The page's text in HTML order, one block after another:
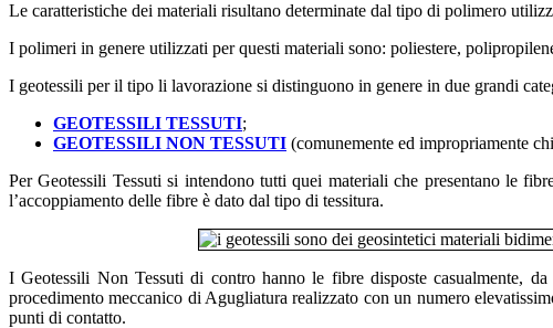
Le caratteristiche dei materiali risultano determinate dal tipo di polimero
I polimeri in genere utilizzati per questi materiali sono: poliestere,
I geotessili per il tipo li lavorazione si distinguono in genere in due grandi
GEOTESSILI TESSUTI;
GEOTESSILI NON TESSUTI (comunemente ed impropriamente
Per Geotessili Tessuti si intendono tutti quei materiali che presentano le
l’accoppiamento delle fibre è dato dal tipo di tessitura.
I Geotessili Non Tessuti di contro hanno le fibre disposte casualmente,
procedimento meccanico di Agugliatura realizzato con un numero
punti di contatto.